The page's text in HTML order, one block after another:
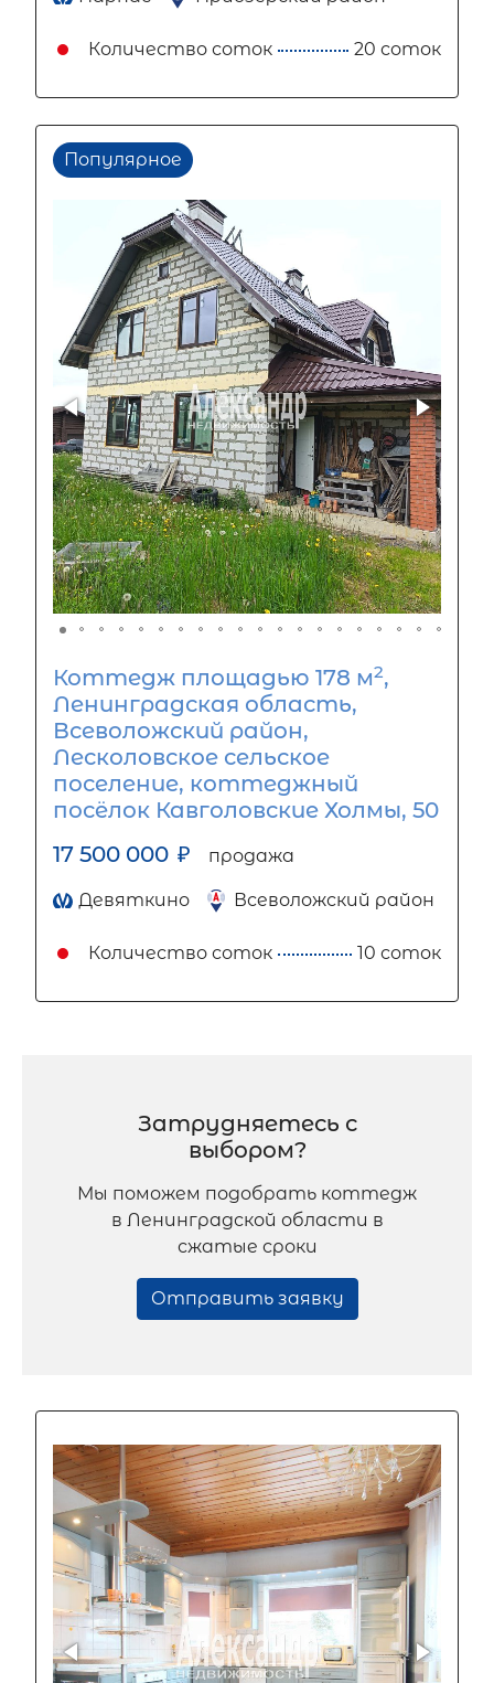
Количество соток 20 соток
Популярное
Коттедж площадью 178 м2,
Ленинградская область,
Всеволожский район,
Лесколовское сельское
поселение, коттеджный
посёлок Кавголовские Холмы, 50
17 500 000 ₽ продажа
Девяткино Всеволожский район
Количество соток 10 соток
Затрудняетесь с
выбором?
Мы поможем подобрать коттедж
в Ленинградской области в
сжатые сроки
Отправить заявку